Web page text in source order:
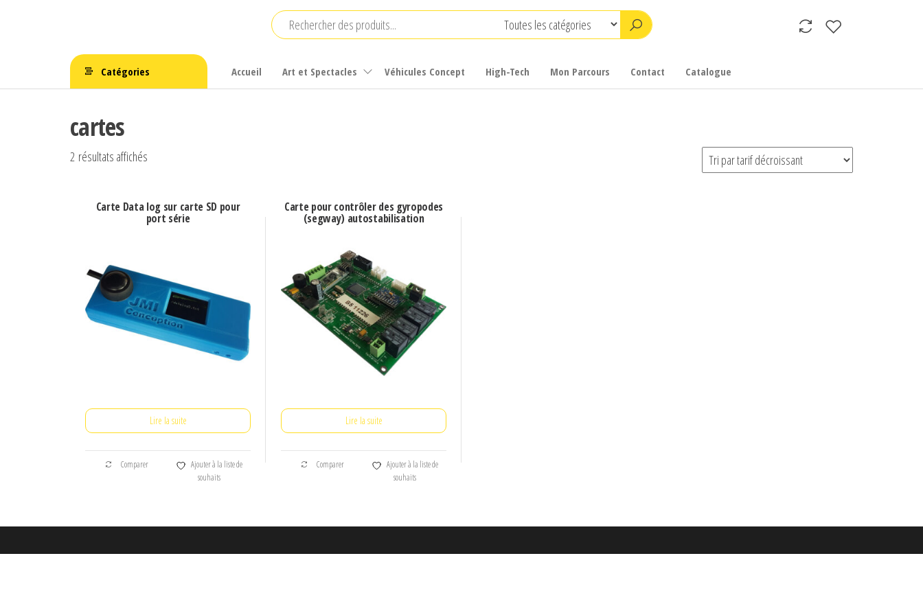
CONCEPTION
1995
Catégories Accueil Art et Spectacles Véhicules Concept High-Tech Mon Parcours Contact Catalogue
cartes
2 résultats affichés
décroissant
Carte Data log sur carte SD pour
port série
Lire la suite
Comparer
Ajouter à la liste de
souhaits
Carte pour contrôler des gyropodes
(segway) autostabilisation
Lire la suite
Comparer
Ajouter à la liste de
souhaits